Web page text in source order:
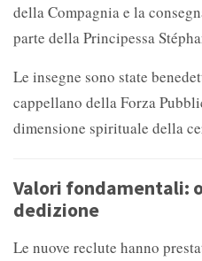
della Compagnia e la
parte della Principessa
Le insegne sono state
cappellano della Forza
dimensione spirituale della
Valori fondamentali:
dedizione
Le nuove reclute hanno